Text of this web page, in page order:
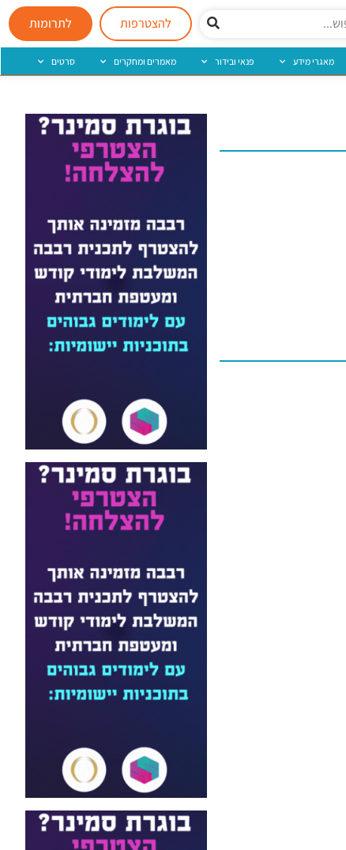
להצטרפות לתרומות
מאגרי מידע פנאי ובידור מאמרים ומחקרים סרטים